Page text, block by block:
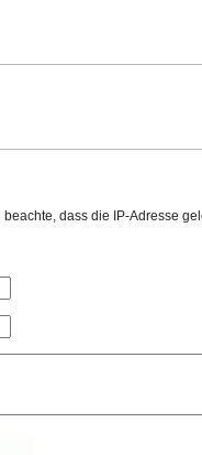
dass die IP-Adresse